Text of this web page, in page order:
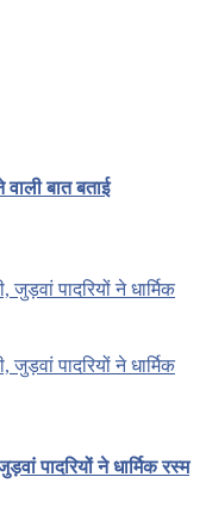
बात बताई
पादरियों ने धार्मिक रस्म